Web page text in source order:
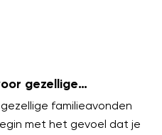
gezellige
familieavonden
met het gevoel dat je